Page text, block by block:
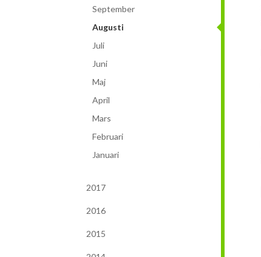
September
Augusti
Juli
Juni
Maj
April
Mars
Februari
Januari
2017
2016
2015